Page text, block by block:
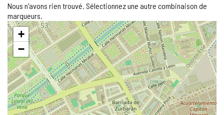
Nous n'avons rien trouvé. Sélectionnez une autre combinaison de
marqueurs.
Sauter
la
carte
+
−